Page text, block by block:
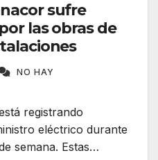
sufre
las obras de
NO HAY
registrando
eléctrico durante
semana. Estas…